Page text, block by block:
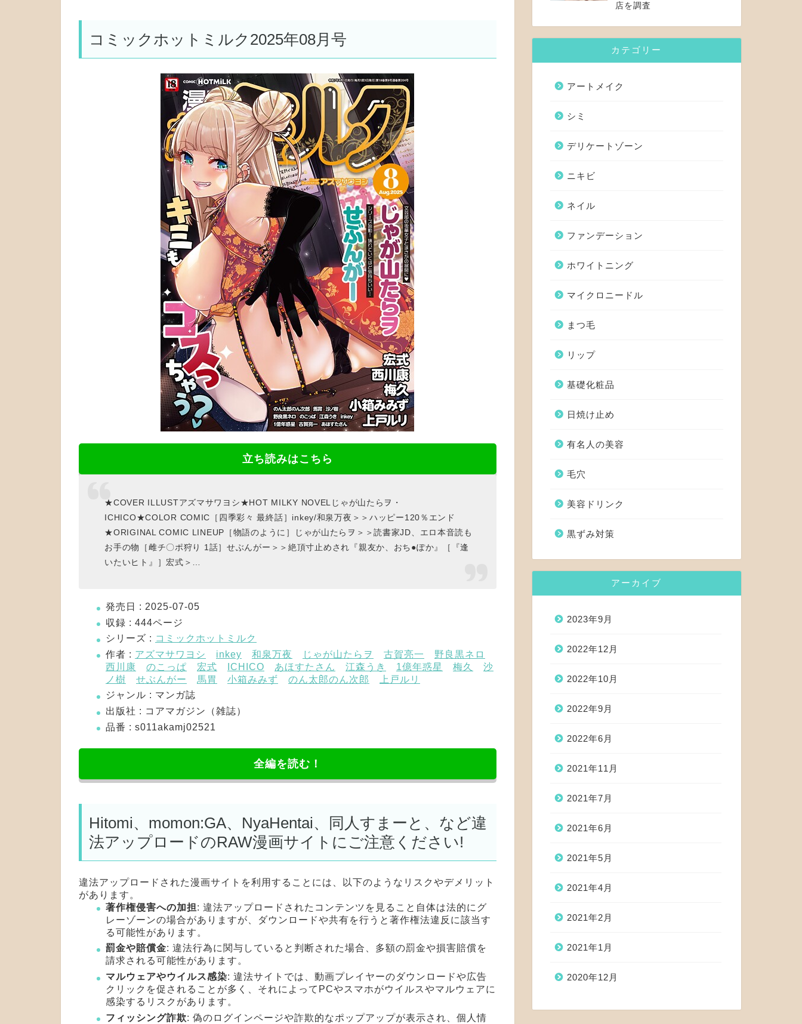
コミックホットミルク2025年08月号
立ち読みはこちら
★COVER ILLUSTアズマサワヨシ★HOT MILKY NOVELじゃが山たらヲ・
ICHICO★COLOR COMIC［四季彩々 最終話］inkey/和泉万夜＞＞ハッピー120％エンド
★ORIGINAL COMIC LINEUP［物語のように］じゃが山たらヲ＞＞読書家JD、エロ本音読も
お手の物［雌チ〇ポ狩り 1話］せぶんがー＞＞絶頂寸止めされ『親友か、おち●ぽか』［『逢
いたいヒト』］宏式＞…
発売日 : 2025-07-05
収録 : 444ページ
シリーズ : コミックホットミルク
作者 : アズマサワヨシ inkey 和泉万夜 じゃが山たらヲ 古賀亮一
野良黒ネロ
西川康
のこっぱ 宏式 ICHICO あほすたさん 江森うき 1億年惑星 梅久
沙
ノ樹
せぶんがー 馬胃 小箱みみず のん太郎のん次郎
上戸ルリ
ジャンル : マンガ誌
出版社 : コアマガジン（雑誌）
品番 : s011akamj02521
全編を読む！
Hitomi、momon:GA、NyaHentai、同人すまーと、など違
法アップロードのRAW漫画サイトにご注意ください!
違法アップロードされた漫画サイトを利用することには、以下のようなリスクやデメリット
があります。
著作権侵害への加担: 違法アップロードされたコンテンツを見ること自体は法的にグ
レーゾーンの場合がありますが、ダウンロードや共有を行うと著作権法違反に該当す
る可能性があります。
罰金や賠償金: 違法行為に関与していると判断された場合、多額の罰金や損害賠償を
請求される可能性があります。
マルウェアやウイルス感染: 違法サイトでは、動画プレイヤーのダウンロードや広告
クリックを促されることが多く、それによってPCやスマホがウイルスやマルウェアに
感染するリスクがあります。
フィッシング詐欺: 偽のログインページや詐欺的なポップアップが表示され、個人情
店を調査
カテゴリー
アートメイク
シミ
デリケートゾーン
ニキビ
ネイル
ファンデーション
ホワイトニング
マイクロニードル
まつ毛
リップ
基礎化粧品
日焼け止め
有名人の美容
毛穴
美容ドリンク
黒ずみ対策
アーカイブ
2023年9月
2022年12月
2022年10月
2022年9月
2022年6月
2021年11月
2021年7月
2021年6月
2021年5月
2021年4月
2021年2月
2021年1月
2020年12月